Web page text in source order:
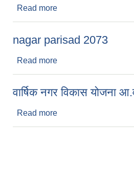
Read more
nagar parisad 2073
Read more
वार्षिक नगर विकास योजना
Read more